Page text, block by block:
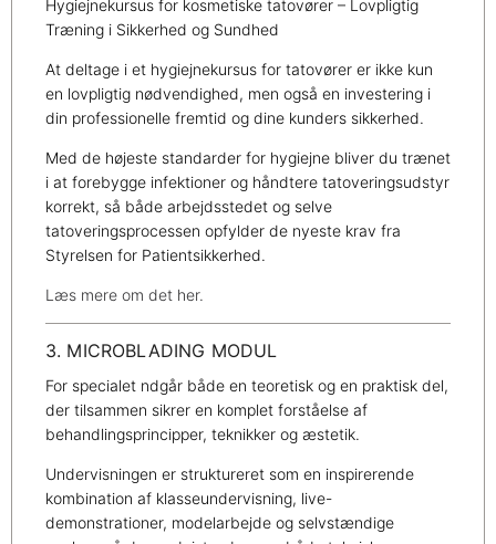
Hygiejnekursus for kosmetiske tatovører – Lovpligtig
Træning i Sikkerhed og Sundhed
At deltage i et hygiejnekursus for tatovører er ikke kun
en lovpligtig nødvendighed, men også en investering i
din professionelle fremtid og dine kunders sikkerhed.
Med de højeste standarder for hygiejne bliver du trænet
i at forebygge infektioner og håndtere tatoveringsudstyr
korrekt, så både arbejdsstedet og selve
tatoveringsprocessen opfylder de nyeste krav fra
Styrelsen for Patientsikkerhed.
Læs mere om det her.
3. MICROBLADING MODUL
For specialet ndgår både en teoretisk og en praktisk del,
der tilsammen sikrer en komplet forståelse af
behandlingsprincipper, teknikker og æstetik.
Undervisningen er struktureret som en inspirerende
kombination af klasseundervisning, live-
demonstrationer, modelarbejde og selvstændige